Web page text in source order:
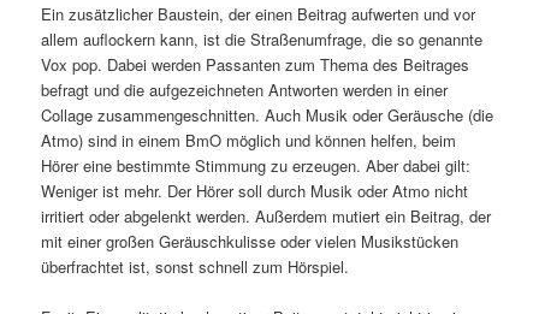
Ein zusätzlicher Baustein, der einen Beitrag aufwerten und vor
allem auflockern kann, ist die Straßenumfrage, die so genannte
Vox pop. Dabei werden Passanten zum Thema des Beitrages
befragt und die aufgezeichneten Antworten werden in einer
Collage zusammengeschnitten. Auch Musik oder Geräusche (die
Atmo) sind in einem BmO möglich und können helfen, beim
Hörer eine bestimmte Stimmung zu erzeugen. Aber dabei gilt:
Weniger ist mehr. Der Hörer soll durch Musik oder Atmo nicht
irritiert oder abgelenkt werden. Außerdem mutiert ein Beitrag, der
mit einer großen Geräuschkulisse oder vielen Musikstücken
überfrachtet ist, sonst schnell zum Hörspiel.